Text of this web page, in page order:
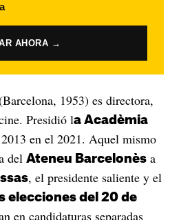
AHORA →
1953) es directora,
Presidió la Acadèmia
en el 2021. Aquel mismo
del Ateneu Barcelonèsa
, el presidente saliente y el
elecciones del 20 de
en candidaturas separadas